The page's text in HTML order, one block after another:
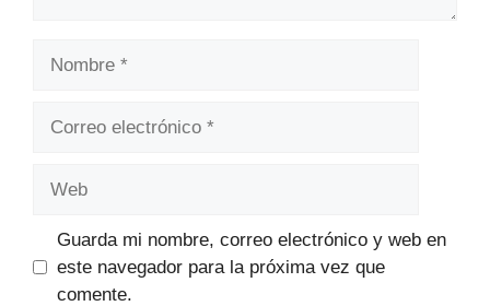
Guarda mi nombre, correo electrónico y web en
este navegador para la próxima vez que
comente.